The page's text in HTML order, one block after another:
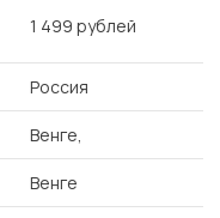
1 499 рублей
Россия
Венге,
Венге